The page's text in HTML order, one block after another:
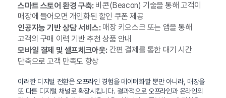
스마트 스토어 환경 구축:비콘(Beacon) 기술을 통해 고객이
매장에 들어오면 개인화된 할인 쿠폰 제공
인공지능 기반 상담 서비스:매장 키오스크 또는 앱을 통해
고객의 구매 이력 기반 추천 상품 안내
모바일 결제 및 셀프체크아웃:간편 결제를 통한 대기 시간
단축으로 고객 만족도 향상
이러한 디지털 전환은 오프라인 경험을 데이터화할 뿐만 아니라, 매장을
또 다른 디지털 채널로 확장시킵니다. 결과적으로 오프라인과 온라인의